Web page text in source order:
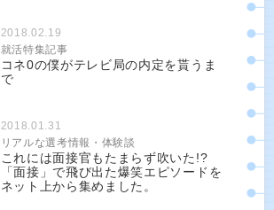
2018.02.19
就活特集記事
コネ0の僕がテレビ局の内定を貰うま
で
2018.01.31
リアルな選考情報・体験談
これには面接官もたまらず吹いた!?
「面接」で飛び出た爆笑エピソードを
ネット上から集めました。